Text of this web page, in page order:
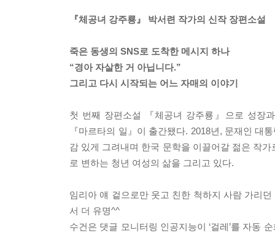
『체공녀 강주룡』 박서련 작가의 신작 장편소설
죽은 동생의 SNS로 도착한 메시지 하나
“경아 자살한 거 아닙니다.”
그리고 다시 시작되는 어느 자매의 이야기
첫 번째 장편소설 『체공녀 강주룡』으로 성장
『마르타의 일』이 출간됐다. 2018년, 문재인 대
감 있게 그려내며 한국 문학을 이끌어갈 젊은 작
로 변하는 청년 여성의 삶을 그리고 있다.
임리아 얘 겉으로만 웃고 친한 척하지 사람 가리
서 더 유명^^
수건은 댓글 모니터링 인공지능이 ‘걸레’를 자동